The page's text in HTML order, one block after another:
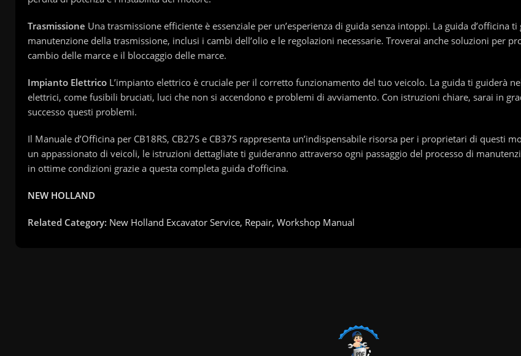
Trasmissione Una trasmissione efficiente è essenziale per un’esperienza di guida senza intoppi. La guida d’officina
manutenzione della trasmissione, inclusi i cambi dell’olio e le regolazioni necessarie. Troverai anche soluzioni per
cambio delle marce e il bloccaggio delle marce.
Impianto Elettrico L’impianto elettrico è cruciale per il corretto funzionamento del tuo veicolo. La guida ti guiderà
elettrici, come fusibili bruciati, luci che non si accendono e problemi di avviamento. Con istruzioni chiare, sarai in
successo questi problemi.
Il Manuale d’Officina per CB18RS, CB27S e CB37S rappresenta un’indispensabile risorsa per i proprietari di questi
un appassionato di veicoli, le istruzioni dettagliate ti guideranno attraverso ogni passaggio del processo di
in ottime condizioni grazie a questa completa guida d’officina.
NEW HOLLAND
Related Category: New Holland Excavator Service, Repair, Workshop Manual